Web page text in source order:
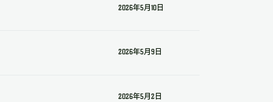
2026年5月10日
2026年5月9日
2026年5月2日